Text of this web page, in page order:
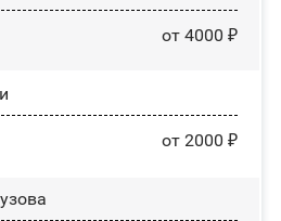
от 4000 ₽
от 2000 ₽